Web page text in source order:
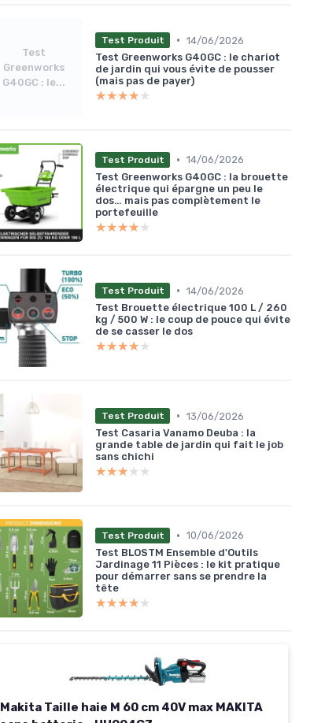
Test
Greenworks
G40GC : le...
Test Produit • 14/06/2026
Test Greenworks G40GC : le chariot
de jardin qui vous évite de pousser
(mais pas de payer)
★★★★★
★★★★★
Test Produit • 14/06/2026
Test Greenworks G40GC : la brouette
électrique qui épargne un peu le
dos… mais pas complètement le
portefeuille
★★★★★
★★★★★
Test Produit • 14/06/2026
Test Brouette électrique 100 L / 260
kg / 500 W : le coup de pouce qui évite
de se casser le dos
★★★★★
★★★★★
Test Produit • 13/06/2026
Test Casaria Vanamo Deuba : la
grande table de jardin qui fait le job
sans chichi
★★★★★
★★★★★
Test Produit • 10/06/2026
Test BLOSTM Ensemble d'Outils
Jardinage 11 Pièces : le kit pratique
pour démarrer sans se prendre la
tête
★★★★★
★★★★★
Makita Taille haie M 60 cm 40V max MAKITA